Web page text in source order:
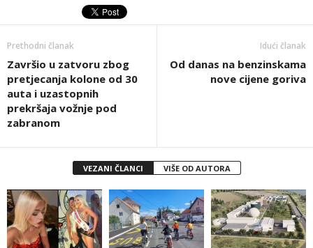
Prethodni članak
Završio u zatvoru zbog
pretjecanja kolone od 30
auta i uzastopnih
prekršaja vožnje pod
zabranom
Idući članak
Od danas na benzinskama
nove cijene goriva
VEZANI ČLANCI VIŠE OD AUTORA